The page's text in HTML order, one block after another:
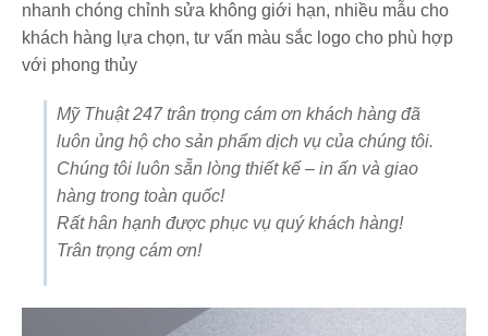
nhanh chóng chỉnh sửa không giới hạn, nhiều mẫu cho
khách hàng lựa chọn, tư vấn màu sắc logo cho phù hợp
với phong thủy
Mỹ Thuật 247 trân trọng cám ơn khách hàng đã
luôn ủng hộ cho sản phẩm dịch vụ của chúng tôi.
Chúng tôi luôn sẵn lòng thiết kế – in ấn và giao
hàng trong toàn quốc!
Rất hân hạnh được phục vụ quý khách hàng!
Trân trọng cám ơn!